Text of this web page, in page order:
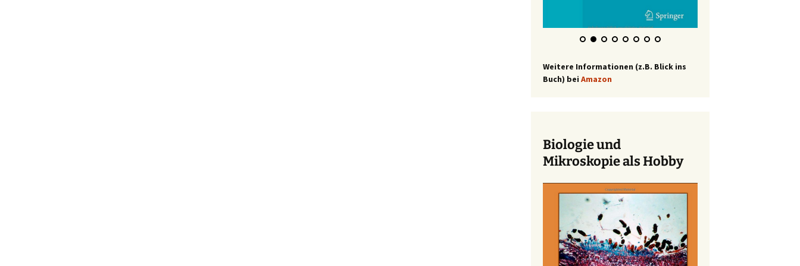
Weitere Informationen (z.B. Blick ins
Buch) bei Amazon
Biologie und
Mikroskopie als Hobby